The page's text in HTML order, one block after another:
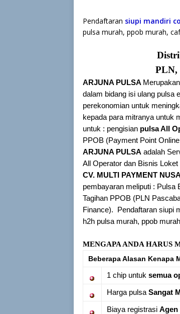
Pendaftaran siupi mandiri
pulsa murah, ppob murah,
PLN,
ARJUNA PULSA
dalam bidang isi ulang pulsa
perekonomian untuk
kepada para mitranya untuk
untuk : pengisian pulsa All
PPOB (Payment Point
ARJUNA PULSA adalah
All Operator dan Bisnis
CV. MULTI PAYMENT
pembayaran meliputi : Pulsa
Tagihan PPOB (PLN
Finance). Pendaftaran siupi
h2h pulsa murah, ppob
MENGAPA ANDA HARUS
Beberapa Alasan Kenapa
1 chip untuk semua
Harga pulsa Sangat
Biaya registrasi Agen